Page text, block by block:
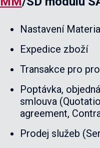
Nastavení
Expedice zboží
Transakce pro
Poptávka,
smlouva
agreement,
Prodej služeb